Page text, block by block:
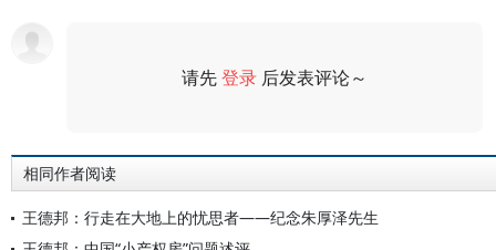
请先登录 后发表评论～
相同作者阅读
王德邦：行走在大地上的忧思者——纪念朱厚泽先生